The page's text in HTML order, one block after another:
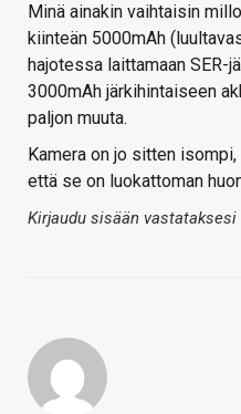
Minä ainakin vaihtaisin
kiinteän 5000mAh
hajotessa laittamaan SER-
3000mAh järkihintaiseen
paljon muuta.
Kamera on jo sitten
että se on luokattoman
Kirjaudu sisään vastataksesi